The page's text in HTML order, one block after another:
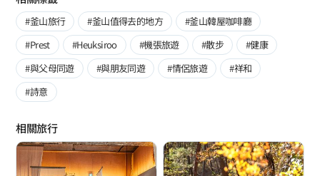
#釜山旅行 #釜山值得去的地方
#釜山韓屋咖啡廳
#Prest
#Heuksiroo #機張旅遊 #散步
#健康
#與父母同遊
#與朋友同遊 #情侶旅遊
#祥和
#詩意
相關旅行